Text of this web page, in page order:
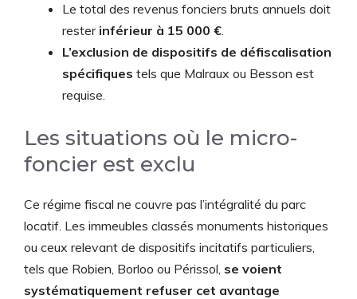
Le total des revenus fonciers bruts annuels doit
rester inférieur à 15 000 €.
L’exclusion de dispositifs de défiscalisation
spécifiques tels que Malraux ou Besson est
requise.
Les situations où le micro-
foncier est exclu
Ce régime fiscal ne couvre pas l’intégralité du parc
locatif. Les immeubles classés monuments historiques
ou ceux relevant de dispositifs incitatifs particuliers,
tels que Robien, Borloo ou Périssol, se voient
systématiquement refuser cet avantage